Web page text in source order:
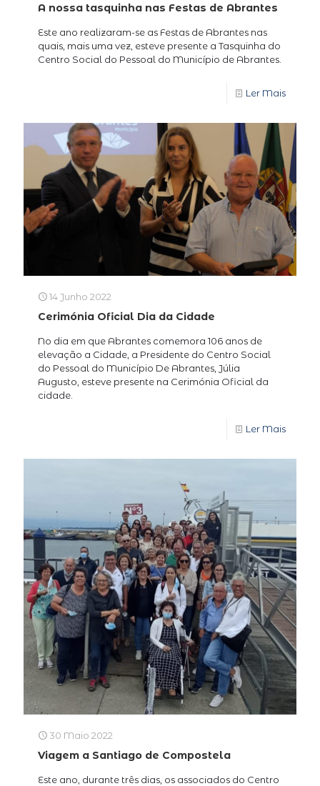
A nossa tasquinha nas Festas de Abrantes
Este ano realizaram-se as Festas de Abrantes nas
quais, mais uma vez, esteve presente a Tasquinha do
Centro Social do Pessoal do Município de Abrantes.
Ler Mais
14 Junho 2022
Cerimónia Oficial Dia da Cidade
No dia em que Abrantes comemora 106 anos de
elevação a Cidade, a Presidente do Centro Social
do Pessoal do Município De Abrantes, Júlia
Augusto, esteve presente na Cerimónia Oficial da
cidade.
Ler Mais
30 Maio 2022
Viagem a Santiago de Compostela
Este ano, durante três dias, os associados do Centro